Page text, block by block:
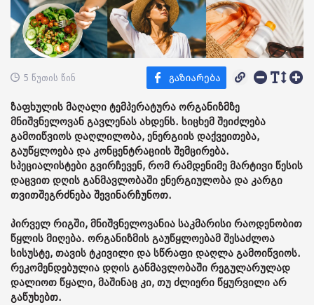
5 წუთის წინ
ზაფხულის მაღალი ტემპერატურა ორგანიზმზე
მნიშვნელოვან გავლენას ახდენს. სიცხემ შეიძლება
გამოიწვიოს დაღლილობა, ენერგიის დაქვეითება,
გაუწყლოება და კონცენტრაციის შემცირება.
სპეციალისტები გვირჩევენ, რომ რამდენიმე მარტივი წესის
დაცვით დღის განმავლობაში ენერგიულობა და კარგი
თვითშეგრძნება შევინარჩუნოთ.
პირველ რიგში, მნიშვნელოვანია საკმარისი რაოდენობით
წყლის მიღება. ორგანიზმის გაუწყლოებამ შესაძლოა
სისუსტე, თავის ტკივილი და სწრაფი დაღლა გამოიწვიოს.
რეკომენდებულია დღის განმავლობაში რეგულარულად
დალიოთ წყალი, მაშინაც კი, თუ ძლიერი წყურვილი არ
გაწუხებთ.